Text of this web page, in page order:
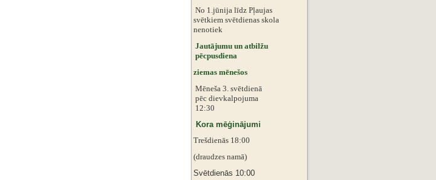
No 1.jūnija līdz Pļaujas
svētkiem svētdienas skola
nenotiek
Jautājumu un atbilžu
pēcpusdiena
ziemas mēnešos
Mēneša 3. svētdienā
pēc dievkalpojuma
12:30
Kora mēģinājumi
Trešdienās 18:00
(draudzes namā)
Svētdienās 10:00